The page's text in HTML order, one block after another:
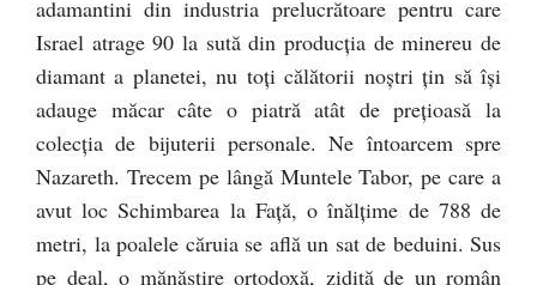
adamantini din industria prelucrătoare pentru care
Israel atrage 90 la sută din producţia de minereu de
diamant a planetei, nu toţi călătorii noştri ţin să îşi
adauge măcar câte o piatră atât de preţioasă la
colecţia de bijuterii personale. Ne întoarcem spre
Nazareth. Trecem pe lângă Muntele Tabor, pe care a
avut loc Schimbarea la Faţă, o înălţime de 788 de
metri, la poalele căruia se află un sat de beduini. Sus
pe deal, o mănăstire ortodoxă, zidită de un român